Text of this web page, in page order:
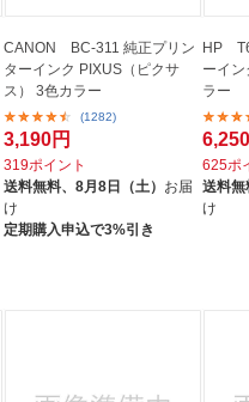
CANON BC-311 純正プリン
ターインク PIXUS（ピクサ
ス） 3色カラー
(1282)
3,190円
319ポイント
送料無料、 8月8日（土） お届
け
定期購入申込で3%引き
HP
ーイ
ラー
625ポ
送料無
け